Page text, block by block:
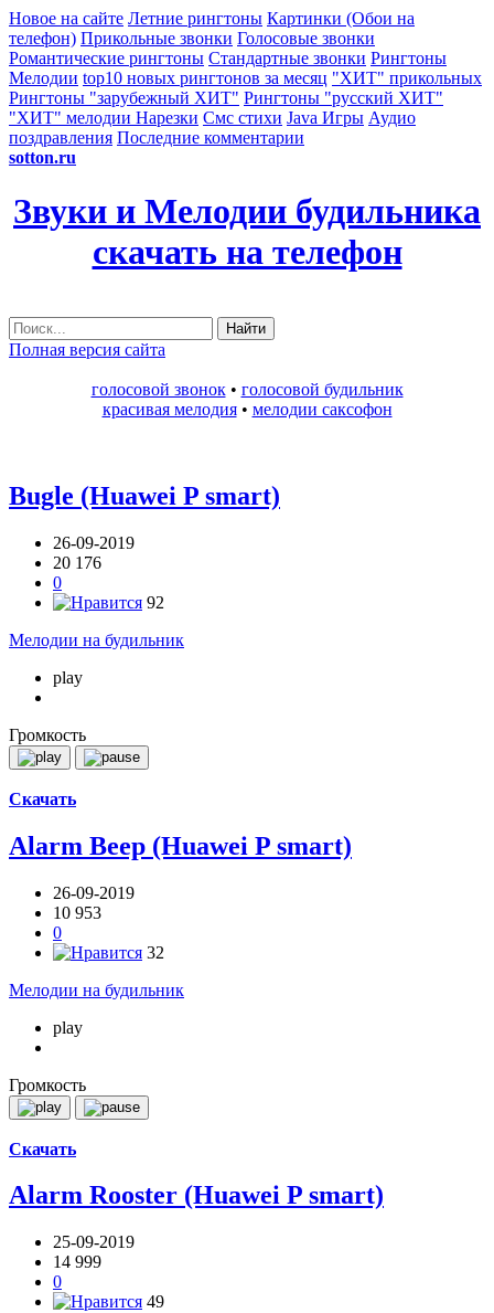
Новое на сайте Летние рингтоны Картинки (Обои на
телефон) Прикольные звонки Голосовые звонки
Романтические рингтоны Стандартные звонки Рингтоны
Мелодии top10 новых рингтонов за месяц "ХИТ" прикольных
Рингтоны "зарубежный ХИТ" Рингтоны "русский ХИТ"
"ХИТ" мелодии Нарезки Смс стихи Java Игры Аудио
поздравления Последние комментарии
sotton.ru
Звуки и Мелодии будильника
скачать на телефон
Найти
Полная версия сайта
голосовой звонок• голосовой будильник
красивая мелодия• мелодии саксофон
Bugle (Huawei P smart)
26-09-2019
20 176
0
92
Мелодии на будильник
play
Громкость
Скачать
Alarm Beep (Huawei P smart)
26-09-2019
10 953
0
32
Мелодии на будильник
play
Громкость
Скачать
Alarm Rooster (Huawei P smart)
25-09-2019
14 999
0
49